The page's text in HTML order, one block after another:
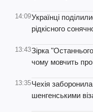
14:09Українці
рідкісного
13:43Зірка
чому мовчить про
13:35Чехія
шенгенськими